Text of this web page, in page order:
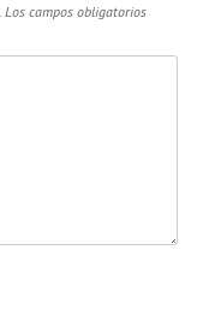
Los campos obligatorios